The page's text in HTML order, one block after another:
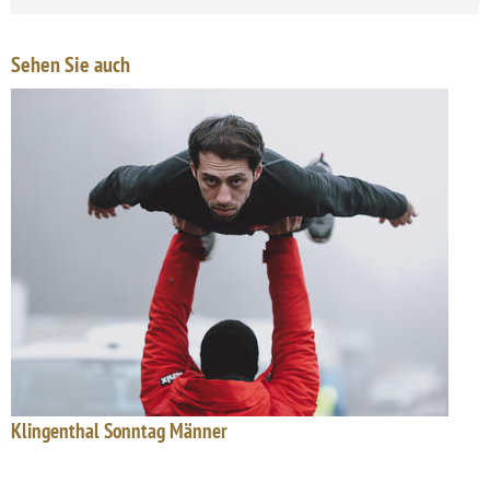
Sehen Sie auch
Klingenthal Sonntag Männer